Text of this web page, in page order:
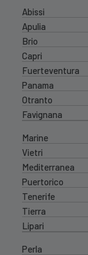
Abissi
Apulia
Brio
Capri
Fuerteventura
Panama
Otranto
Favignana
Marine
Vietri
Mediterranea
Puertorico
Tenerife
Tierra
Lipari
Perla